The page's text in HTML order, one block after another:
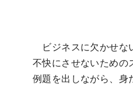
ビジネスに欠かせな
不快にさせないための
例題を出しながら、身